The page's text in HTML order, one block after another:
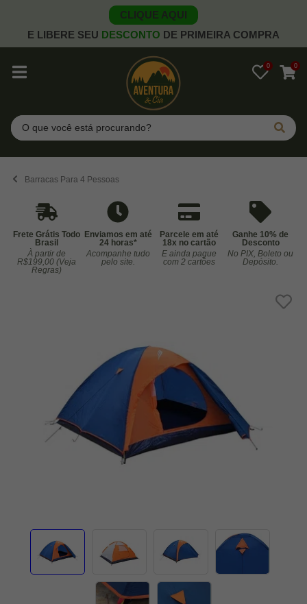
CLIQUE AQUI
E LIBERE SEU DESCONTO DE PRIMEIRA COMPRA
0 0
Pesquisar
Barracas Para 4 Pessoas
Frete Grátis Todo
Brasil
À partir de
R$199,00 (Veja
Regras)
Enviamos em até
24 horas*
Acompanhe tudo
pelo site.
Parcele em até
18x no cartão
E ainda pague
com 2 cartões
Ganhe 10% de
Desconto
No PIX, Boleto ou
Depósito.